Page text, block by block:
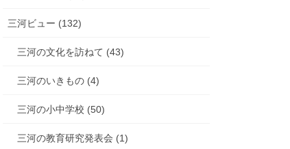
三河ビュー (132)
三河の文化を訪ねて (43)
三河のいきもの (4)
三河の小中学校 (50)
三河の教育研究発表会 (1)